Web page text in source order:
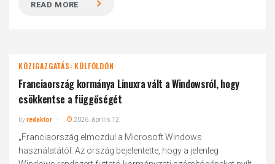
READ MORE
KÖZIGAZGATÁS: KÜLFÖLDÖN
Franciaország kormánya Linuxra vált a Windowsról, hogy
csökkentse a függőségét
byredaktor 2026. április 12.
„Franciaország elmozdul a Microsoft Windows
használatától. Az ország bejelentette, hogy a jelenleg